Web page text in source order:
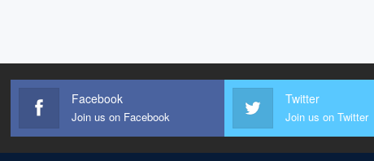
Facebook
Join us on Facebook
Twitter
Join us on Twitter